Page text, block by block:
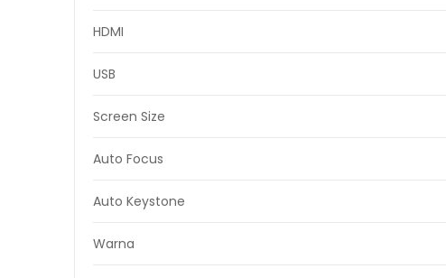
HDMI
USB
Screen Size
Auto Focus
Auto Keystone
Warna